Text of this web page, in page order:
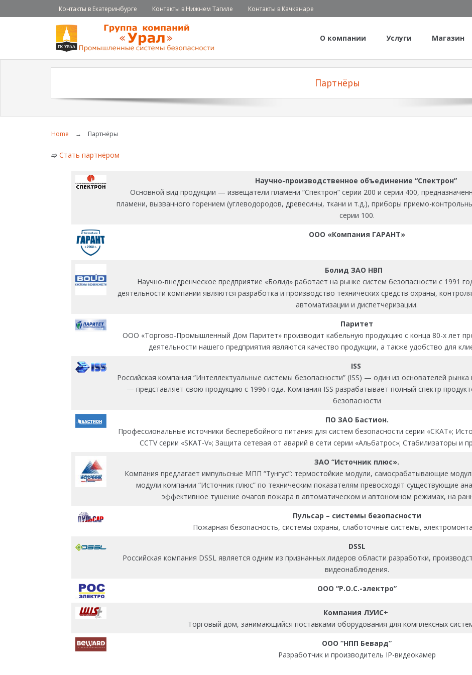
Контакты в Екатеринбурге Контакты в Нижнем Тагиле Контакты в Качканаре
О компании Услуги Магазин
Партнёры
Home → Партнёры
➫ Стать партнёром
Научно-производственное объединение “Спектрон”
Основной вид продукции — извещатели пламени “Спектрон” серии 200 и серии 400,
пламени, вызванного горением (углеводородов, древесины, ткани и т.д.), приборы приемо-
серии 100.
ООО «Компания ГАРАНТ»
Болид ЗАО НВП
Научно-внедренческое предприятие «Болид» работает на рынке систем безопасности с 1991
деятельности компании являются разработка и производство технических средств охраны,
автоматизации и диспетчеризации.
Паритет
ООО «Торгово-Промышленный Дом Паритет» производит кабельную продукцию с конца 80-х лет
деятельности нашего предприятия являются качество продукции, а также удобство для
ISS
Российская компания “Интеллектуальные системы безопасности” (ISS) — один из основателей
— представляет свою продукцию с 1996 года. Компания ISS разрабатывает полный спектр
безопасности
ПО ЗАО Бастион.
Профессиональные источники бесперебойного питания для систем безопасности серии «СКАТ»;
ССТV серии «SKAT-V»; Защита сетевая от аварий в сети серии «Альбатрос»; Стабилизаторы и
ЗАО “Источник плюс».
Компания предлагает импульсные МПП “Тунгус”: термостойкие модули, самосрабатывающие
модули компании “Источник плюс” по техническим показателям превосходят существующие
эффективное тушение очагов пожара в автоматическом и автономном режимах, на
Пульсар – системы безопасности
Пожарная безопасность, системы охраны, слаботочные системы,
DSSL
Российская компания DSSL является одним из признанных лидеров области разработки,
видеонаблюдения.
ООО “Р.О.С.-электро”
Компания ЛУИС+
Торговый дом, занимающийся поставками оборудования для комплексных
ООО “НПП Бевард”
Разработчик и производитель IP-видеокамер